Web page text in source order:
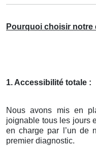
Pourquoi choisir notre
1. Accessibilité totale :
Nous avons mis en
joignable tous les jours
en charge par l’un de
premier diagnostic.